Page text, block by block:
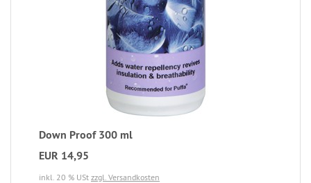
Down Proof 300 ml
EUR 14,95
inkl. 20 % USt zzgl. Versandkosten